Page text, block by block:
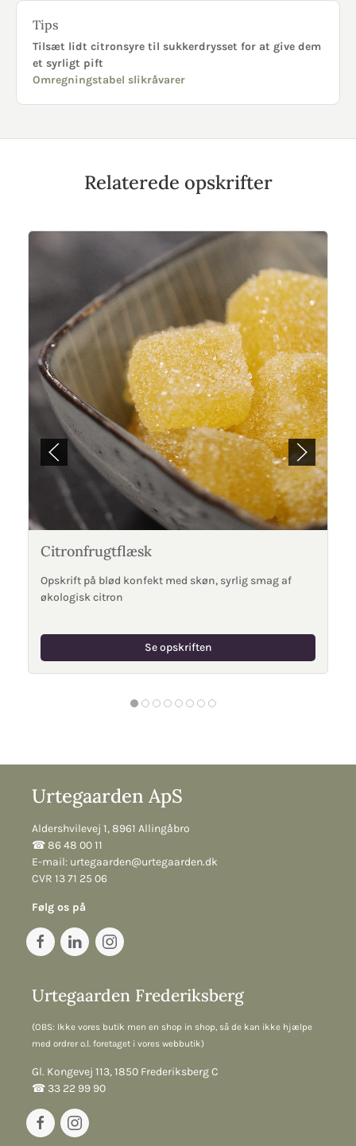
Tips
Tilsæt lidt citronsyre til sukkerdrysset for at give dem
et syrligt pift
Omregningstabel slikråvarer
Relaterede opskrifter
Citronfrugtflæsk
Opskrift på blød konfekt med skøn, syrlig smag af
økologisk citron
Se opskriften
Urtegaarden ApS
Aldershvilevej 1, 8961 Allingåbro
☎︎ 86 48 00 11
E-mail: urtegaarden@urtegaarden.dk
CVR 13 71 25 06
Følg os på
Urtegaarden Frederiksberg
(OBS: Ikke vores butik men en shop in shop, så de kan ikke hjælpe
med ordrer o.l. foretaget i vores webbutik)
Gl. Kongevej 113, 1850 Frederiksberg C
☎︎ 33 22 99 90